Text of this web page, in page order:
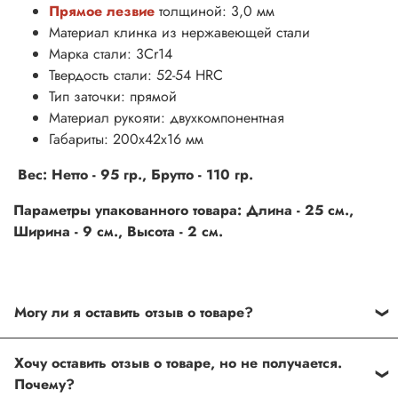
Прямое лезвие толщиной: 3,0 мм
Материал клинка из нержавеющей стали
Марка стали: 3Cr14
Твердость стали: 52-54 HRC
Тип заточки: прямой
Материал рукояти: двухкомпонентная
Габариты: 200х42х16 мм
Вес: Нетто - 95 гр., Брутто - 110 гр.
Параметры упакованного товара: Длина - 25 см.,
Ширина - 9 см., Высота - 2 см.
специальное поле, где Вы можете оставить свой отзыв.
Также Вы можете присвоить товару от одной до пяти
Хочу оставить отзыв о товаре, но не получается.